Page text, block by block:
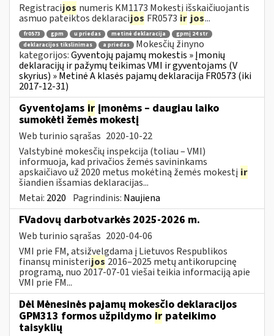
Registracijos numeris KM1173 Mokestį išskaičiuojantis
asmuo pateiktos deklaracijos FR0573 ir jos...
fr0573 gpm u priedas metinė deklaracija
gpmį 24 str
deklaracijos tikslinimas
a priedas
Mokesčių žinyno
kategorijos:Gyventojų pajamų mokestis » Įmonių
deklaracijų ir pažymų teikimas VMI ir gyventojams (V
skyrius) » Metinė A klasės pajamų deklaracija FR0573 (iki
2017-12-31)
Gyventojams ir įmonėms – daugiau laiko
sumokėti žemės mokestį
Web turinio sąrašas 2020-10-22
Valstybinė mokesčių inspekcija (toliau – VMI)
informuoja, kad privačios žemės savininkams
apskaičiavo už 2020 metus mokėtiną žemės mokestį ir
šiandien išsamias deklaracijas...
Metai: 2020 Pagrindinis: Naujiena
FVadovų darbotvarkės 2025-2026 m.
Web turinio sąrašas 2020-04-06
VMI prie FM, atsižvelgdama į Lietuvos Respublikos
finansų ministerijos 2016–2025 metų antikorupcinę
programą, nuo 2017-07-01 viešai teikia informaciją apie
VMI prie FM...
Dėl Mėnesinės pajamų mokesčio deklaracijos
GPM313 formos užpildymo ir pateikimo
taisyklių